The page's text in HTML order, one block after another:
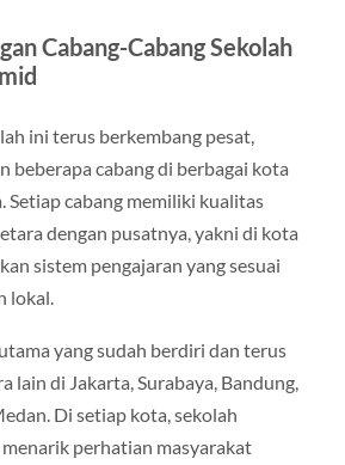
Cabang-Cabang Sekolah
ini terus berkembang pesat,
beberapa cabang di berbagai kota
Setiap cabang memiliki kualitas
dengan pusatnya, yakni di kota
sistem pengajaran yang sesuai
lokal.
yang sudah berdiri dan terus
lain di Jakarta, Surabaya, Bandung,
Di setiap kota, sekolah
perhatian masyarakat